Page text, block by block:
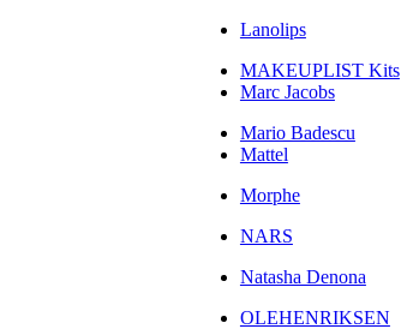
Lanolips
MAKEUPLIST Kits
Marc Jacobs
Mario Badescu
Mattel
Morphe
NARS
Natasha Denona
OLEHENRIKSEN